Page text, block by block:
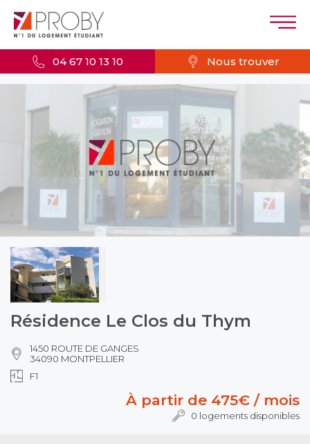
04 67 10 13 10 Nous trouver
Résidence Le Clos du Thym
À partir de 475€ / mois
0 logements disponibles
1450 ROUTE DE GANGES
34090 MONTPELLIER
F1